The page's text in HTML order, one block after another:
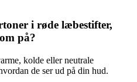
i røde læbestifter,
på?
kolde eller neutrale
de ser ud på din hud.